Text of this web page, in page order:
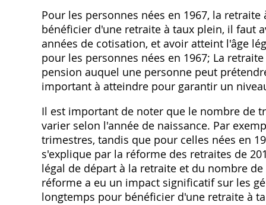
Pour les personnes nées en 1967, la
bénéficier d'une retraite à taux plein, il faut
années de cotisation, et avoir atteint l'âge
pour les personnes nées en 1967; La
pension auquel une personne peut
important à atteindre pour garantir un
Il est important de noter que le nombre de
varier selon l'année de naissance. Par
trimestres, tandis que pour celles nées en
s'explique par la réforme des retraites de
légal de départ à la retraite et du nombre
réforme a eu un impact significatif sur les
longtemps pour bénéficier d'une retraite à